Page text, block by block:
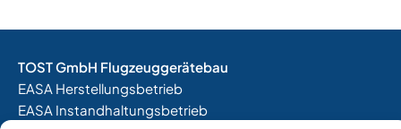
TOST GmbH Flugzeuggerätebau
EASA Herstellungsbetrieb
EASA Instandhaltungsbetrieb